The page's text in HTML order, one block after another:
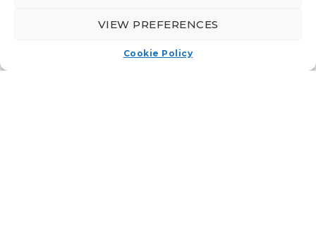
VIEW PREFERENCES
Cookie Policy